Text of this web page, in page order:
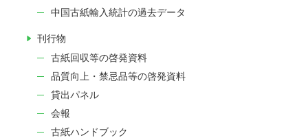
中国古紙輸入統計の過去データ
刊行物
古紙回収等の啓発資料
品質向上・禁忌品等の啓発資料
貸出パネル
会報
古紙ハンドブック